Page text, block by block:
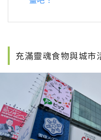
充滿靈魂食物與城市